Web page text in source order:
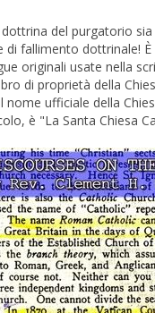
del purgatorio
di fallimento dottrinale!
originali usate nella
di proprietà della
nome ufficiale della
è "La Santa Chiesa